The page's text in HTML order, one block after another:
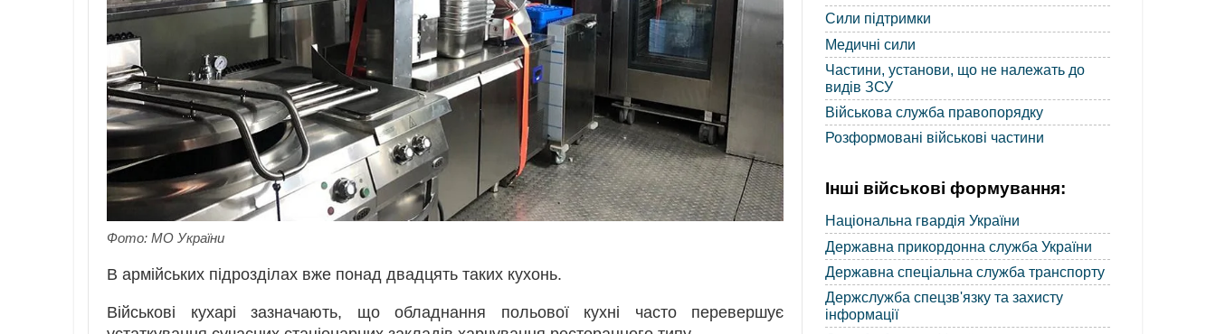
Фото: МО України
В армійських підрозділах вже понад двадцять таких кухонь.
Військові кухарі зазначають, що обладнання польової кухні часто перевершує
Сили підтримки
Медичні сили
Частини, установи, що не належать до
видів ЗСУ
Військова служба правопорядку
Розформовані військові частини
Інші військові формування:
Національна гвардія України
Державна прикордонна служба України
Державна спеціальна служба транспорту
Держслужба спецзв'язку та захисту
інформації